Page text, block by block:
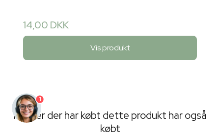
14,00 DKK
Vis produkt
Kunder der har købt dette produkt har også
købt
1